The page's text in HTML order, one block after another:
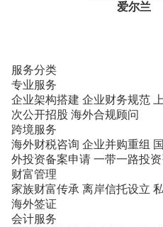
爱尔兰
服务分类
专业服务
企业架构搭建 企业财务规范
次公开招股 海外合规顾问
跨境服务
海外财税咨询 企业并购重组
外投资备案申请 一带一路投
财富管理
家族财富传承 离岸信托设立
海外签证
会计服务